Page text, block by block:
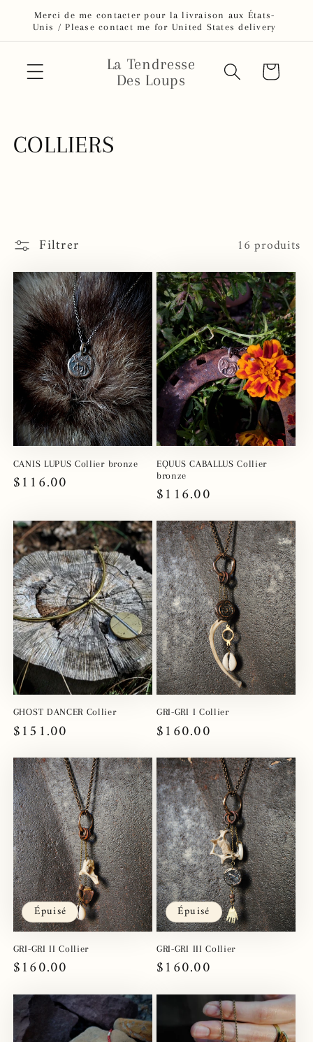
et passer
auLivraison à l'International / International Shipping
La Tendresse
Des Loups
Panier
C
l
e
c
t
i
o
n
:
COLLIERS
Filtrer 16 produits
CANIS LUPUS Collier bronze
Prix
$116.00
EQUUS CABALLUS Collier
bronze
Prix
habituel
$116.00
GHOST DANCER Collier
Prix
habituel
$151.00
GRI-GRI I Collier
Prix
habituel
$160.00
Épuisé
GRI-GRI II Collier
Prix
habituel
$160.00
Épuisé
GRI-GRI III Collier
Prix
habituel
$160.00